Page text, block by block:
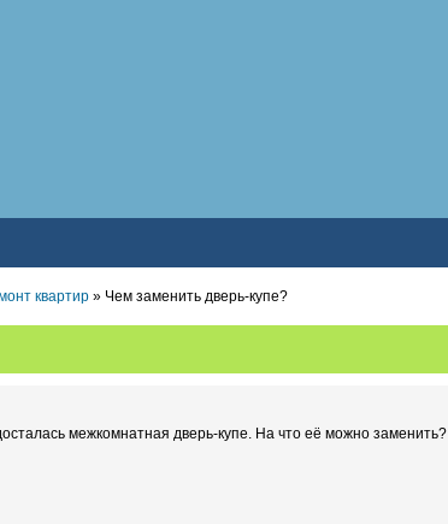
квартир » Чем заменить дверь-купе?
межкомнатная дверь-купе. На что её можно заменить?